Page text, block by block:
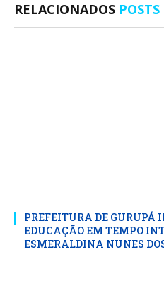
RELACIONADOS POSTS
PREFEITURA DE GURUPÁ
EDUCAÇÃO EM TEMPO
ESMERALDINA NUNES